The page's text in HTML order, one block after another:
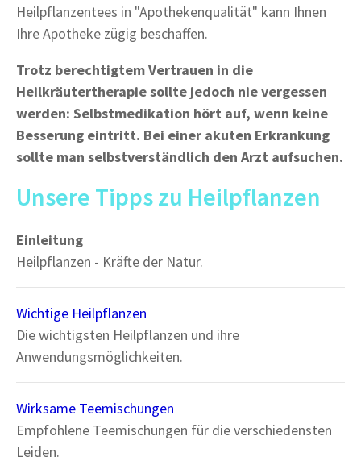
Heilpflanzentees in "Apothekenqualität" kann Ihnen
Ihre Apotheke zügig beschaffen.
Trotz berechtigtem Vertrauen in die
Heilkräutertherapie sollte jedoch nie vergessen
werden: Selbstmedikation hört auf, wenn keine
Besserung eintritt. Bei einer akuten Erkrankung
sollte man selbstverständlich den Arzt aufsuchen.
Unsere Tipps zu Heilpflanzen
Einleitung
Heilpflanzen - Kräfte der Natur.
Wichtige Heilpflanzen
Die wichtigsten Heilpflanzen und ihre
Anwendungsmöglichkeiten.
Wirksame Teemischungen
Empfohlene Teemischungen für die verschiedensten
Leiden.